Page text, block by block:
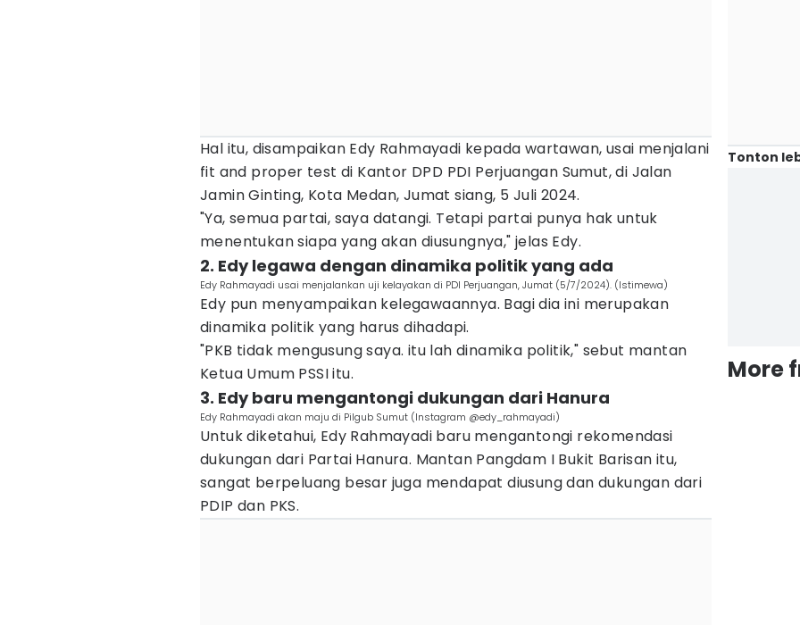
Hal itu, disampaikan Edy Rahmayadi kepada wartawan, usai menjalani
fit and proper test di Kantor DPD PDI Perjuangan Sumut, di Jalan
Jamin Ginting, Kota Medan, Jumat siang, 5 Juli 2024.
"Ya, semua partai, saya datangi. Tetapi partai punya hak untuk
menentukan siapa yang akan diusungnya," jelas Edy.
2. Edy legawa dengan dinamika politik yang ada
Edy Rahmayadi usai menjalankan uji kelayakan di PDI Perjuangan, Jumat (5/7/2024). (Istimewa)
Edy pun menyampaikan kelegawaannya. Bagi dia ini merupakan
dinamika politik yang harus dihadapi.
"PKB tidak mengusung saya. itu lah dinamika politik," sebut mantan
Ketua Umum PSSI itu.
3. Edy baru mengantongi dukungan dari Hanura
Edy Rahmayadi akan maju di Pilgub Sumut (Instagram @edy_rahmayadi)
Untuk diketahui, Edy Rahmayadi baru mengantongi rekomendasi
dukungan dari Partai Hanura. Mantan Pangdam I Bukit Barisan itu,
sangat berpeluang besar juga mendapat diusung dan dukungan dari
PDIP dan PKS.
Tonton
More